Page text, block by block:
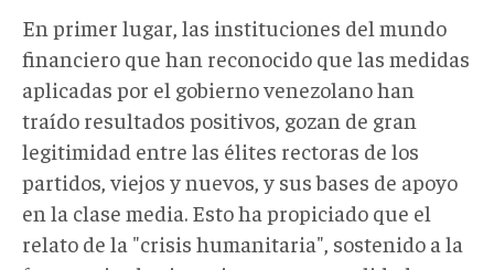
En primer lugar, las instituciones del mundo
financiero que han reconocido que las medidas
aplicadas por el gobierno venezolano han
traído resultados positivos, gozan de gran
legitimidad entre las élites rectoras de los
partidos, viejos y nuevos, y sus bases de apoyo
en la clase media. Esto ha propiciado que el
relato de la "crisis humanitaria", sostenido a la